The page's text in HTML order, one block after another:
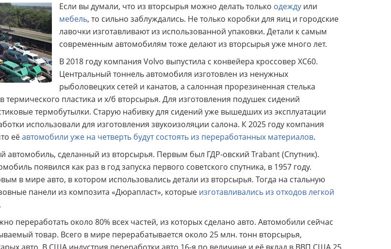
Если вы думали, что из вторсырья можно делать только одеждуили
мебель, то сильно заблуждались. Не только коробки для яиц и городские
лавочки изготавливают из использованной упаковки. Детали к самым
современным автомобилям тоже делают из вторсырья уже много лет.
В 2018 году компания Volvo выпустила с конвейера кроссовер XC60.
Центральный тоннель автомобиля изготовлен из ненужных
рыболовецких сетей и канатов, а салонная прорезиненная стелька
термического пластика и х/б вторсырья. Для изготовления подушек сидений
термобутылки. Старую набивку для сидений уже вышедших из эксплуатации
использовали для изготовления звукоизоляции салона. К 2025 году компания
еёавтомобили уже на четверть будут состоять из переработанных материалов.
автомобиль, сделанный из вторсырья. Первым был ГДР-овский Trabant (Спутник).
появился как раз в год запуска первого советского спутника, в 1957 году.
в мире авто, в котором использовались детали из вторсырья. Тогда на стальную
панели из композита «Дюрапласт», которые изготавливались из отходов легкой
.
переработать около 80% всех частей, из которых сделано авто. Автомобили сейчас
товар. Всего в мире перерабатывается около 25 млн. тонн вторсырья,